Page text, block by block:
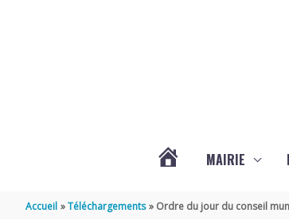
MAIRIE
Accueil Téléchargements Ordre du jour du conseil